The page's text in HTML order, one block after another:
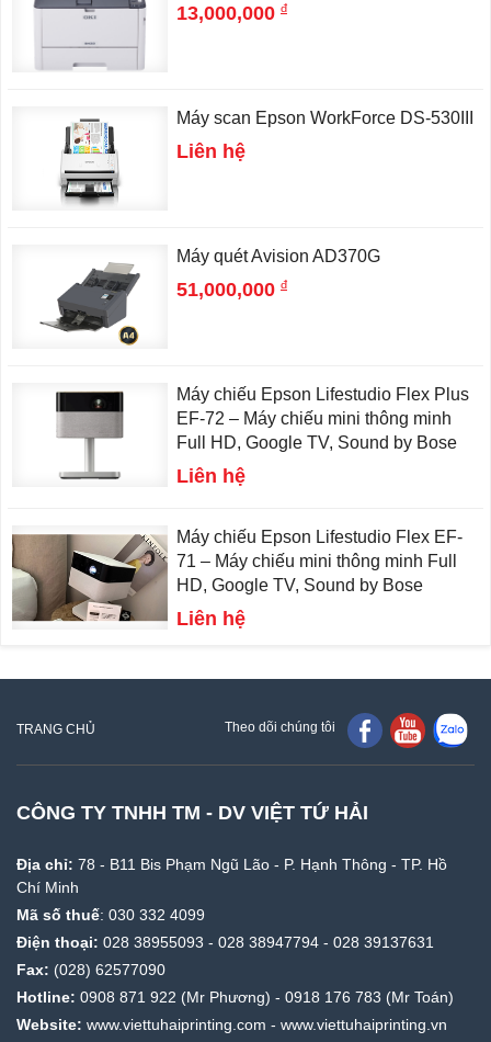
13,000,000 đ
Máy scan Epson WorkForce DS-530III
Liên hệ
Máy quét Avision AD370G
51,000,000 đ
Máy chiếu Epson Lifestudio Flex Plus
EF-72 – Máy chiếu mini thông minh
Full HD, Google TV, Sound by Bose
Liên hệ
Máy chiếu Epson Lifestudio Flex EF-
71 – Máy chiếu mini thông minh Full
HD, Google TV, Sound by Bose
Liên hệ
TRANG CHỦ Theo dõi chúng tôi
CÔNG TY TNHH TM - DV VIỆT TỨ HẢI
Địa chỉ: 78 - B11 Bis Phạm Ngũ Lão - P. Hạnh Thông - TP. Hồ
Chí Minh
Mã số thuế: 030 332 4099
Điện thoại: 028 38955093 - 028 38947794 - 028 39137631
Fax: (028) 62577090
Hotline: 0908 871 922 (Mr Phương) - 0918 176 783 (Mr Toán)
Website: www.viettuhaiprinting.com - www.viettuhaiprinting.vn